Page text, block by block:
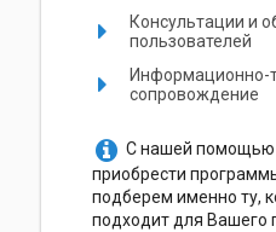
Консультации и
пользователей
Информационно-
сопровождение
С нашей помощью
приобрести
подберем именно ту,
подходит для Вашего